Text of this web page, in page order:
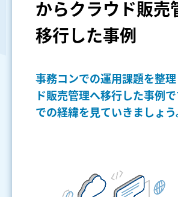
からクラウド販売
移行した事例
事務コンでの運用課題を整
ド販売管理へ移行した事例
での経緯を見ていきましょう